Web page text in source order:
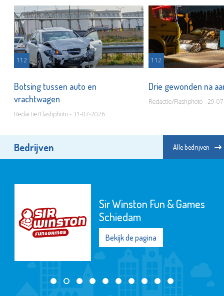
112
Botsing tussen auto en
vrachtwagen
Redactie/Flashphoto - 31-07-2026
112
Drie gewonden na
Redactie/Flashphoto - 29-
Bedrijven Alle bedrijven
Poppodium De
Kroepoekfabriek
Bekijk de pagina